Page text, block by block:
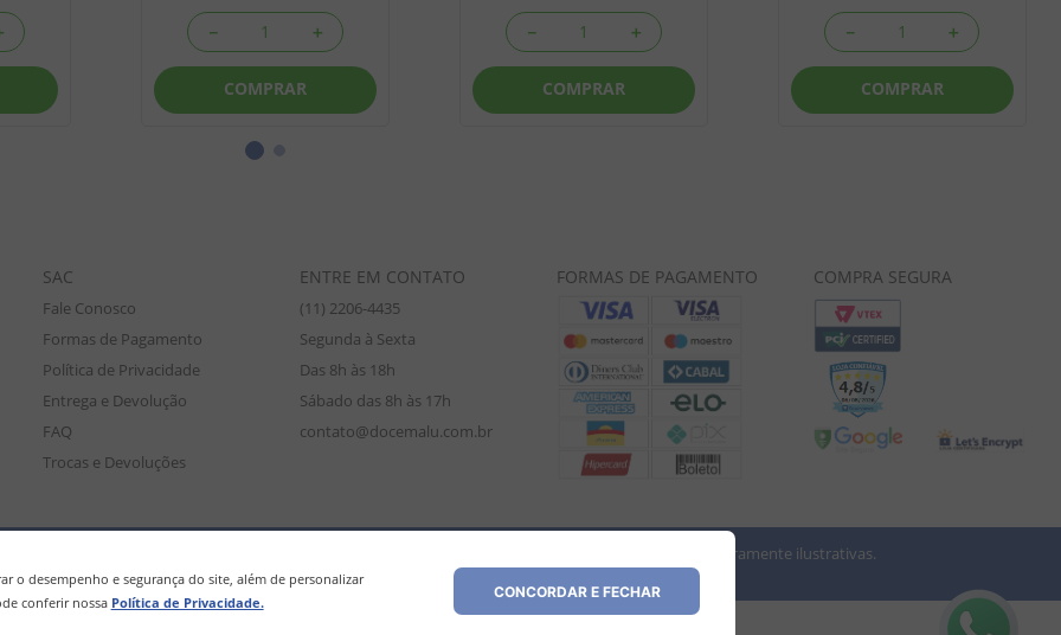
o desempenho e segurança do site, além de personalizar
conferir nossa Política de Privacidade.
CONCORDAR E FECHAR
＋
－
COMPRAR
＋
－
COMPRAR
＋
－
COMPRAR
SAC
Fale Conosco
Formas de Pagamento
Política de Privacidade
Entrega e Devolução
FAQ
Trocas e Devoluções
ENTRE EM CONTATO
(11) 2206-4435
Segunda à Sexta
Das 8h às 18h
Sábado das 8h às 17h
contato@docemalu.com.br
FORMAS DE PAGAMENTO COMPRA SEGURA
para compras efetuadas no site, podendo diferir da loja física. As imagens dos produtos são meramente ilustrativas.
os preços e condições comerciais estão sujeitos a alteração sem aviso prévio.